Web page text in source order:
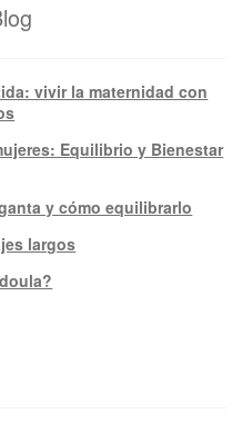
vivir la maternidad con
Equilibrio y Bienestar
y cómo equilibrarlo
largos